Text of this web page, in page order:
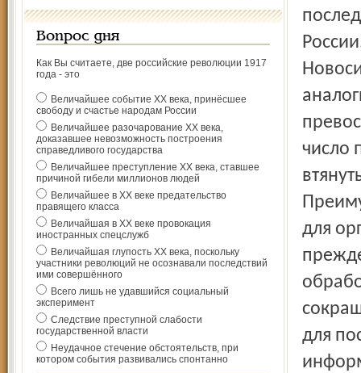
Вопрос дня
Как Вы считаете, две российские революции 1917
года - это
Величайшее событие ХХ века, принёсшее
свободу и счастье народам России
Величайшее разочарование ХХ века,
доказавшее невозможность построения
справедливого государства
Величайшее преступление ХХ века, ставшее
причиной гибели миллионов людей
Величайшее в ХХ веке предательство
правящего класса
Величайшая в ХХ веке провокация
иностранных спецслужб
Величайшая глупость ХХ века, поскольку
участники революций не осознавали последствий
ими совершённого
Всего лишь не удавшийся социальный
эксперимент
Следствие преступной слабости
государственной власти
Неудачное стечение обстоятельств, при
котором события развивались спонтанно
число
для
для